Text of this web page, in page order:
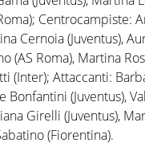
Centrocampiste:
Cernoia (Juventus),
(AS Roma), Martina
(Inter); Attaccanti:
Bonfantini (Juventus),
Girelli (Juventus),
(Fiorentina).